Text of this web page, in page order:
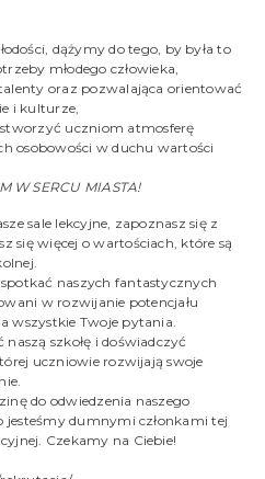
dążymy do tego, by była to
młodego człowieka,
oraz pozwalająca orientować
i kulturze,
uczniom atmosferę
osobowości w duchu wartości
W SERCU MIASTA!
sale lekcyjne, zapoznasz się z
się więcej o wartościach, które są
naszych fantastycznych
w rozwijanie potencjału
wszystkie Twoje pytania.
szkołę i doświadczyć
uczniowie rozwijają swoje
do odwiedzenia naszego
jesteśmy dumnymi członkami tej
Czekamy na Ciebie!